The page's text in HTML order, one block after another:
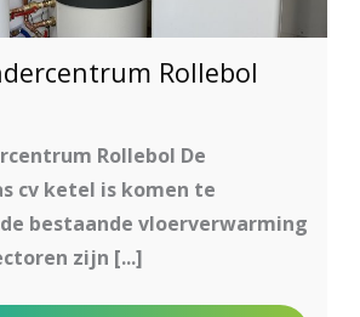
Rollebol
Rollebol De
cv ketel is komen te
bestaande vloerverwarming
zijn [...]